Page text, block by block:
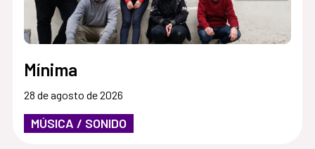
Mínima
28 de agosto de 2026
MÚSICA / SONIDO